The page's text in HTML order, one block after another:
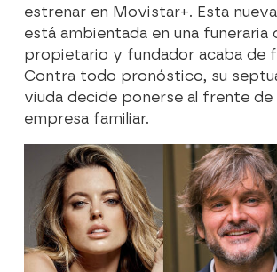
estrenar en Movistar+. Esta
está ambientada en una funeraria
propietario y fundador acaba de
Contra todo pronóstico, su
viuda decide ponerse al frente de
empresa familiar.